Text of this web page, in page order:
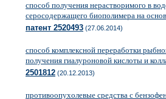
способ получения нерастворимого в
серосодержащего биополимера на
патент 2520493 (27.06.2014)
способ комплексной переработки
получения гиалуроновой кислоты и
2501812 (20.12.2013)
противоопухолевые средства с